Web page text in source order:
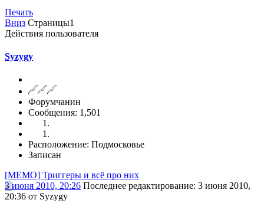
Печать
Вниз Страницы1
Действия пользователя
Syzygy
Форумчанин
Сообщения: 1,501
Расположение: Подмосковье
Записан
[MEMO] Триггеры и всё про них
3 июня 2010, 20:26 Последнее редактирование: 3 июня 2010,
20:36 от Syzygy